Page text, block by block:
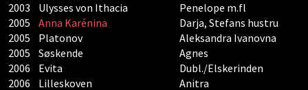
2003
Ulysses von Ithacia
Penelope m.fl
2005
Anna Karénina
Darja, Stefans hustru
2005
Platonov
Aleksandra Ivanovna
2005
Søskende
Agnes
2006
Evita
Dubl./Elskerinden
2006
Lilleskoven
Anitra